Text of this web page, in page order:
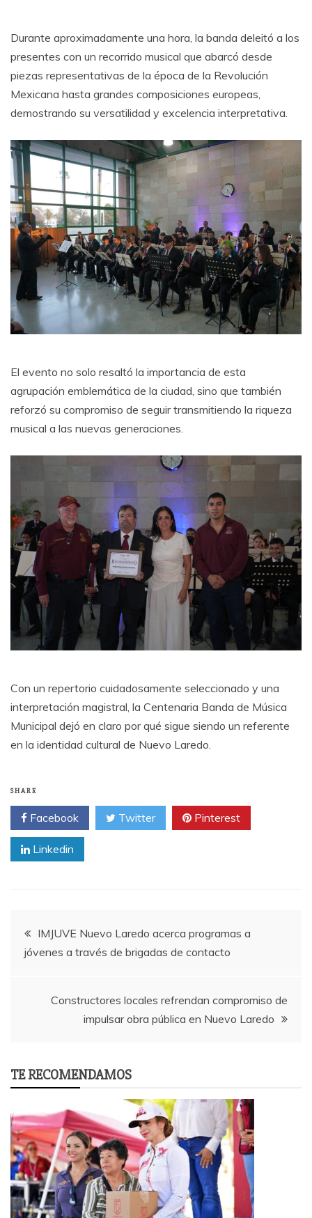
Durante aproximadamente una hora, la banda deleitó a los
presentes con un recorrido musical que abarcó desde
piezas representativas de la época de la Revolución
Mexicana hasta grandes composiciones europeas,
demostrando su versatilidad y excelencia interpretativa.
El evento no solo resaltó la importancia de esta
agrupación emblemática de la ciudad, sino que también
reforzó su compromiso de seguir transmitiendo la riqueza
musical a las nuevas generaciones.
Con un repertorio cuidadosamente seleccionado y una
interpretación magistral, la Centenaria Banda de Música
Municipal dejó en claro por qué sigue siendo un referente
en la identidad cultural de Nuevo Laredo.
SHARE
Facebook Twitter Pinterest
Linkedin
Post
navigation
IMJUVE Nuevo Laredo acerca programas a
jóvenes a través de brigadas de contacto
Constructores locales refrendan compromiso de
impulsar obra pública en Nuevo Laredo
TE RECOMENDAMOS